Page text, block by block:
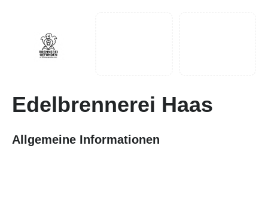
Edelbrennerei Haas
Allgemeine Informationen